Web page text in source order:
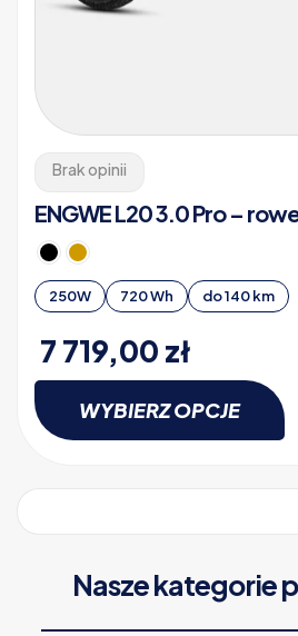
Brak opinii
ENGWE L20 3.0 Pro –
250W 720 Wh do 140 km
7 719,00 zł
WYBIERZ OPCJE
można
na
Nasze kategorie